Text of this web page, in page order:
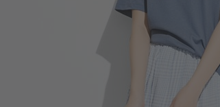
266 $ 299